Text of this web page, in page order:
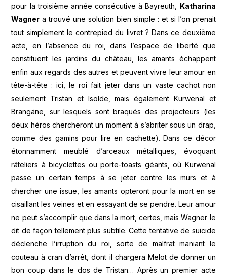
pour la troisième année consécutive à Bayreuth, Katharina
Wagner a trouvé une solution bien simple : et si l’on prenait
tout simplement le contrepied du livret ? Dans ce deuxième
acte, en l’absence du roi, dans l’espace de liberté que
constituent les jardins du château, les amants échappent
enfin aux regards des autres et peuvent vivre leur amour en
tête-à-tête : ici, le roi fait jeter dans un vaste cachot non
seulement Tristan et Isolde, mais également Kurwenal et
Brangäne, sur lesquels sont braqués des projecteurs (les
deux héros chercheront un moment à s’abriter sous un drap,
comme des gamins pour lire en cachette). Dans ce décor
étonnamment meublé d’arceaux métalliques, évoquant
râteliers à bicyclettes ou porte-toasts géants, où Kurwenal
passe un certain temps à se jeter contre les murs et à
chercher une issue, les amants opteront pour la mort en se
cisaillant les veines et en essayant de se pendre. Leur amour
ne peut s’accomplir que dans la mort, certes, mais Wagner le
dit de façon tellement plus subtile. Cette tentative de suicide
déclenche l’irruption du roi, sorte de malfrat maniant le
couteau à cran d’arrêt, dont il chargera Melot de donner un
bon coup dans le dos de Tristan… Après un premier acte